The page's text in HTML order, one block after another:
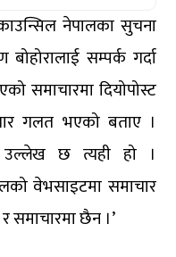
नेपालका सुचना
सम्पर्क गर्दा
समाचारमा दियोपोस्ट
गलत भएको बताए ।
उल्लेख छ त्यही हो ।
वेभसाइटमा समाचार
छैन ।’